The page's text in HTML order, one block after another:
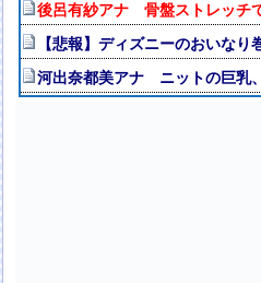
後呂有紗アナ 骨盤ストレッチ
【悲報】ディズニーのおいな
河出奈都美アナ ニットの巨乳